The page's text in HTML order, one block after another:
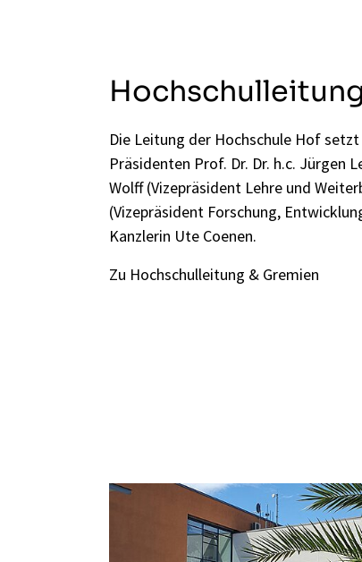
Die Leitung der Hochschule Hof
Präsidenten Prof. Dr. Dr. h.c. Jürgen
Wolff (Vizepräsident Lehre und
(Vizepräsident Forschung,
Kanzlerin Ute Coenen.
Zu Hochschulleitung & Gremien